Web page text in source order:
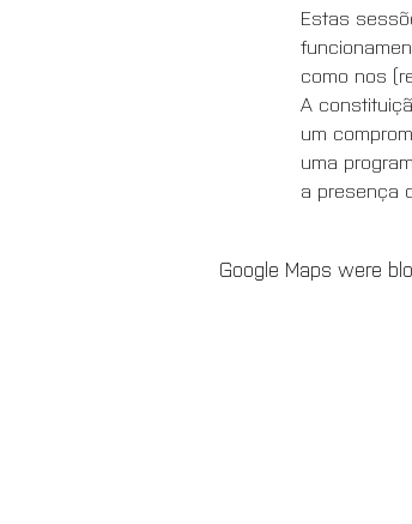
Estas
como nos
A
um
uma
a presença
Google Maps were